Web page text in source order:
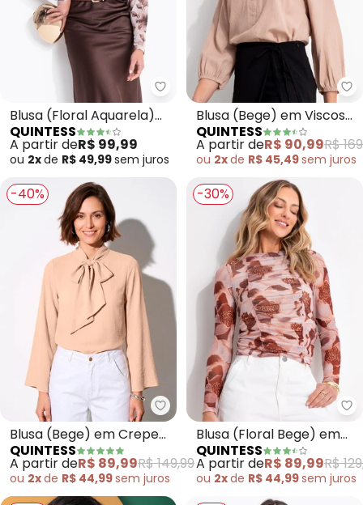
Quintess - Blusa (Floral
Blusa (Floral Aquarela)
em Tule
QUINTESS
A partir deR$ 99,99
ou 2xde R$ 49,99sem juros
Blusa (Bege) em Viscose
Plana
QUINTESS
A partir deR$ 90,99R$
ou 2xde R$ 45,49sem juros
-40%
Quintess - Blusa (Bege) em
Blusa (Bege) em Crepe
Plano
QUINTESS
A partir deR$ 89,99R$ 149,99
ou 2xde R$ 44,99sem juros
-30%
Blusa (Floral Bege) em
Tule
QUINTESS
A partir deR$ 89,99R$
ou 2xde R$ 44,99sem juros